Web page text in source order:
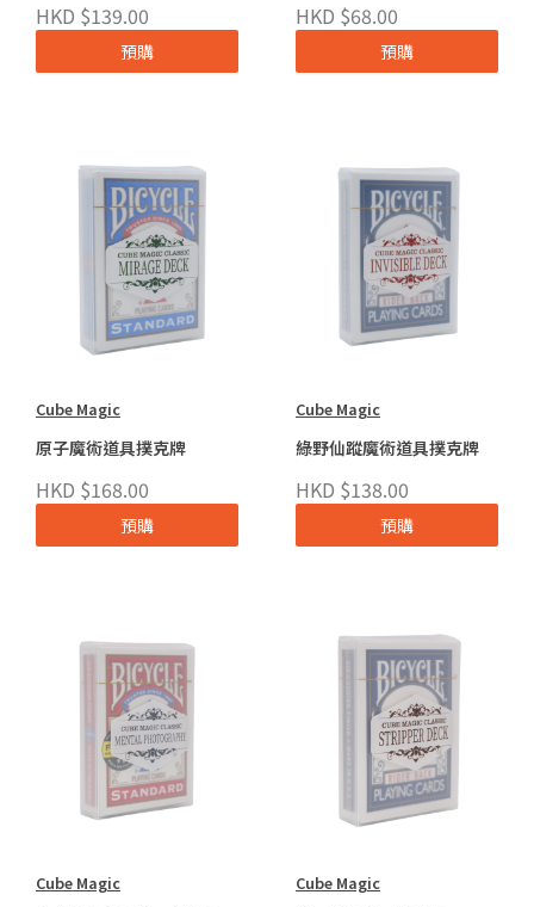
HKD $139.00
預購
HKD $68.00
預購
Cube Magic
原子魔術道具撲克牌
HKD $168.00
預購
Cube Magic
綠野仙蹤魔術道具撲克牌
HKD $138.00
預購
Cube Magic Cube Magic